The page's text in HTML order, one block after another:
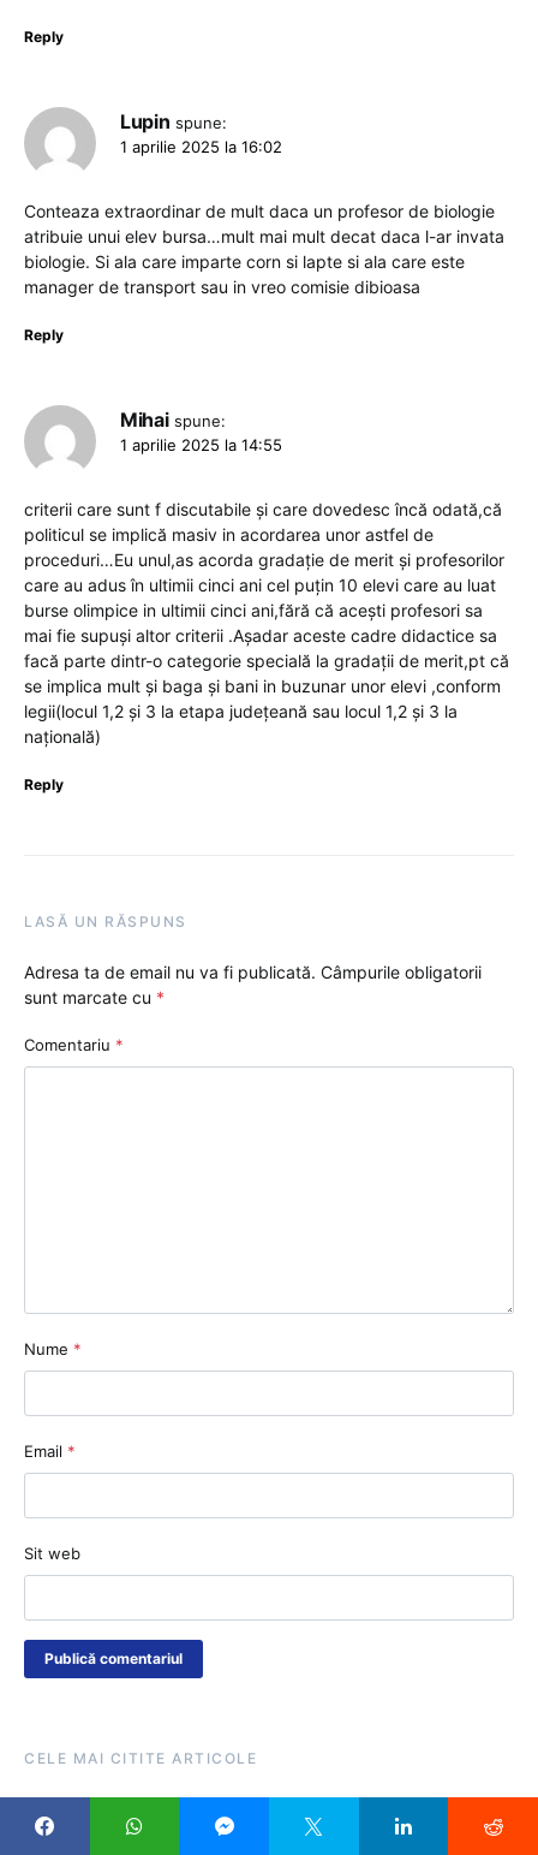
Reply
Lupin spune:
1 aprilie 2025 la 16:02
Conteaza extraordinar de mult daca un profesor de biologie
atribuie unui elev bursa…mult mai mult decat daca l-ar invata
biologie. Si ala care imparte corn si lapte si ala care este
manager de transport sau in vreo comisie dibioasa
Reply
Mihai spune:
1 aprilie 2025 la 14:55
criterii care sunt f discutabile și care dovedesc încă odată,că
politicul se implică masiv in acordarea unor astfel de
proceduri…Eu unul,as acorda gradație de merit și profesorilor
care au adus în ultimii cinci ani cel puțin 10 elevi care au luat
burse olimpice in ultimii cinci ani,fără că acești profesori sa
mai fie supuși altor criterii .Așadar aceste cadre didactice sa
facă parte dintr-o categorie specială la gradații de merit,pt că
se implica mult și baga și bani in buzunar unor elevi ,conform
legii(locul 1,2 și 3 la etapa județeană sau locul 1,2 și 3 la
națională)
Reply
LASĂ UN RĂSPUNS
Adresa ta de email nu va fi publicată. Câmpurile obligatorii
sunt marcate cu *
Comentariu *
Nume *
Email *
Sit web
CELE MAI CITITE ARTICOLE
săptămâni până la debutul anului